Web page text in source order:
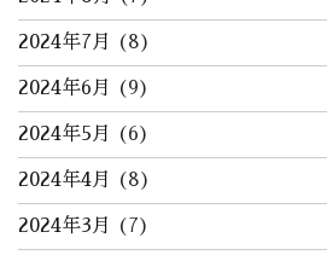
2024年7月 (8)
2024年6月 (9)
2024年5月 (6)
2024年4月 (8)
2024年3月 (7)